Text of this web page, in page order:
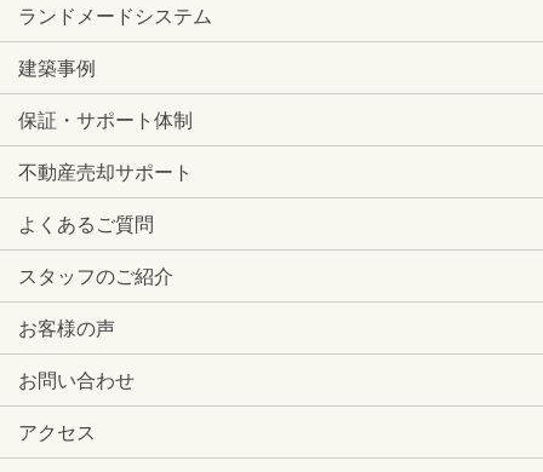
ランドメードシステム
建築事例
保証・サポート体制
不動産売却サポート
よくあるご質問
スタッフのご紹介
お客様の声
お問い合わせ
アクセス